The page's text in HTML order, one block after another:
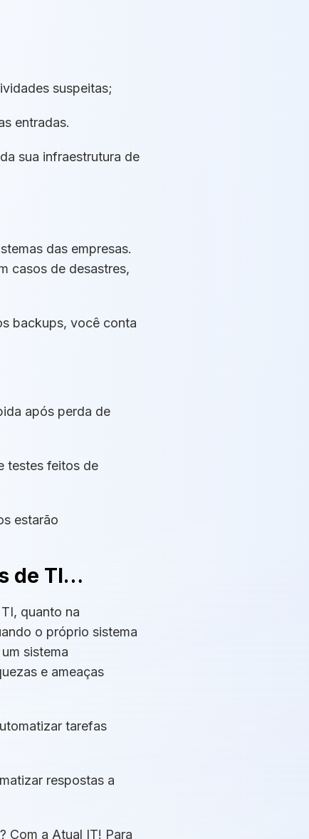
suspeitas;
entradas.
sua infraestrutura de
das empresas.
casos de desastres,
backups, você conta
após perda de
testes feitos de
estarão
de TI…
quanto na
o próprio sistema
sistema
e ameaças
tarefas
respostas a
Com a Atual IT! Para